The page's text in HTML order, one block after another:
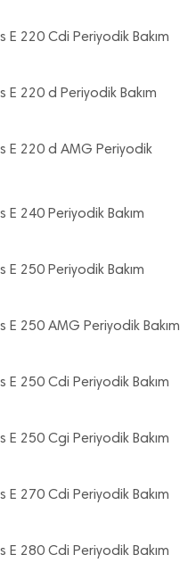
220 Cdi Periyodik Bakım
220 d Periyodik Bakım
E 220 d AMG Periyodik
240 Periyodik Bakım
250 Periyodik Bakım
250 AMG Periyodik Bakım
250 Cdi Periyodik Bakım
250 Cgi Periyodik Bakım
270 Cdi Periyodik Bakım
280 Cdi Periyodik Bakım